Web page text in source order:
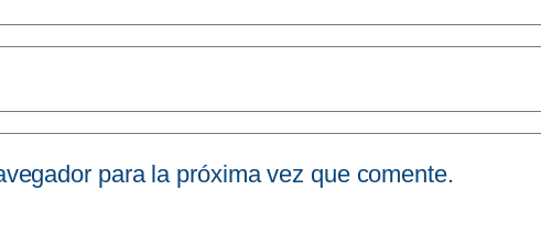
para la próxima vez que comente.